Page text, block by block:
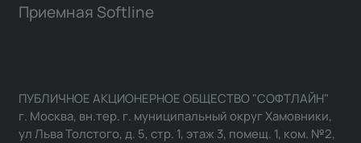
Приемная Softline
ПУБЛИЧНОЕ АКЦИОНЕРНОЕ ОБЩЕСТВО "СОФТЛАЙН"
г. Москва, вн.тер. г. муниципальный округ Хамовники,
ул Льва Толстого, д. 5, стр. 1, этаж 3, помещ. 1, ком. №2,